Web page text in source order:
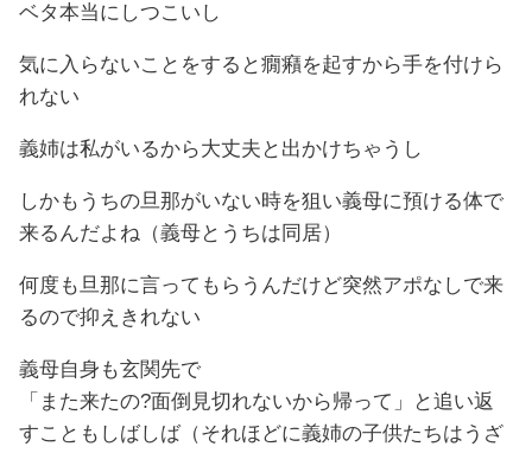
ベタ本当にしつこいし
気に入らないことをすると癇癪を起すから手を付けら
れない
義姉は私がいるから大丈夫と出かけちゃうし
しかもうちの旦那がいない時を狙い義母に預ける体で
来るんだよね（義母とうちは同居）
何度も旦那に言ってもらうんだけど突然アポなしで来
るので抑えきれない
義母自身も玄関先で
「また来たの?面倒見切れないから帰って」と追い返
すこともしばしば（それほどに義姉の子供たちはうざ